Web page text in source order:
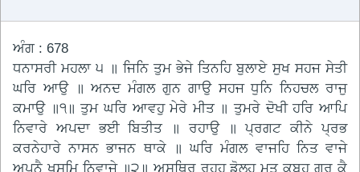
ਅੰਗ : 678
ਧਨਾਸਰੀ ਮਹਲਾ ੫ ॥ ਜਿਨਿ ਤੁਮ ਭੇਜੇ ਤਿਨਹਿ ਬੁਲਾਏ ਸੁਖ ਸਹਜ ਸੇਤੀ
ਘਰਿ ਆਉ ॥ ਅਨਦ ਮੰਗਲ ਗੁਨ ਗਾਉ ਸਹਜ ਧੁਨਿ ਨਿਹਚਲ ਰਾਜੁ
ਕਮਾਉ ॥੧॥ ਤੁਮ ਘਰਿ ਆਵਹੁ ਮੇਰੇ ਮੀਤ ॥ ਤੁਮਰੇ ਦੋਖੀ ਹਰਿ ਆਪਿ
ਨਿਵਾਰੇ ਅਪਦਾ ਭਈ ਬਿਤੀਤ ॥ ਰਹਾਉ ॥ ਪ੍ਰਗਟ ਕੀਨੇ ਪ੍ਰਭ
ਕਰਨੇਹਾਰੇ ਨਾਸਨ ਭਾਜਨ ਥਾਕੇ ॥ ਘਰਿ ਮੰਗਲ ਵਾਜਹਿ ਨਿਤ ਵਾਜੇ
ਅਪੁਨੈ ਖਸਮਿ ਨਿਵਾਜੇ ॥੨॥ ਅਸਥਿਰ ਰਹਹੁ ਡੋਲਹੁ ਮਤ ਕਬਹੂ ਗੁਰ ਕੈ